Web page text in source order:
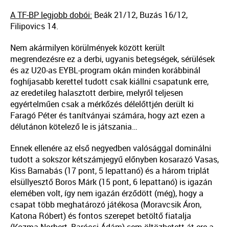
A TF-BP legjobb dobói: Beák 21/12, Buzás 16/12,
Filipovics 14.
Nem akármilyen körülmények között került
megrendezésre ez a derbi, ugyanis betegségek, sérülések
és az U20-as EYBL-program okán minden korábbinál
foghíjasabb kerettel tudott csak kiállni csapatunk erre,
az eredetileg halasztott derbire, melyről teljesen
egyértelműen csak a mérkőzés délelőttjén derült ki
Faragó Péter és tanítványai számára, hogy azt ezen a
délutánon kötelező le is játszania…
Ennek ellenére az első negyedben valósággal dominálni
tudott a sokszor kétszámjegyű előnyben kosarazó Vasas,
Kiss Barnabás (17 pont, 5 lepattanó) és a három triplát
elsüllyesztő Boros Márk (15 pont, 6 lepattanó) is igazán
elemében volt, így nem igazán érződött (még), hogy a
csapat több meghatározó játékosa (Moravcsik Áron,
Katona Róbert) és fontos szerepet betöltő fiatalja